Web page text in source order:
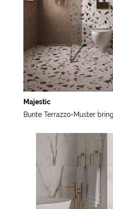
Majestic
Bunte Terrazzo-Muster